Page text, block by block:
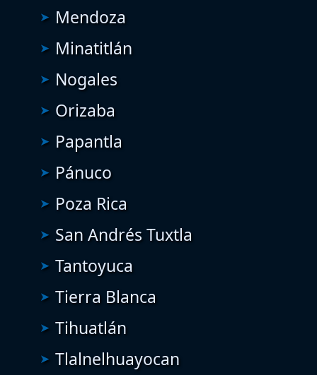
Mendoza
Minatitlán
Nogales
Orizaba
Papantla
Pánuco
Poza Rica
San Andrés Tuxtla
Tantoyuca
Tierra Blanca
Tihuatlán
Tlalnelhuayocan